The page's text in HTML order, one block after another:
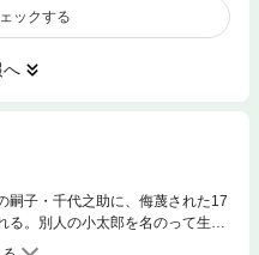
ックする
へ
嗣子・千代之助に、侮蔑された17
。別人の小太郎を名のって生き
ひいていたことから、お家騒動に